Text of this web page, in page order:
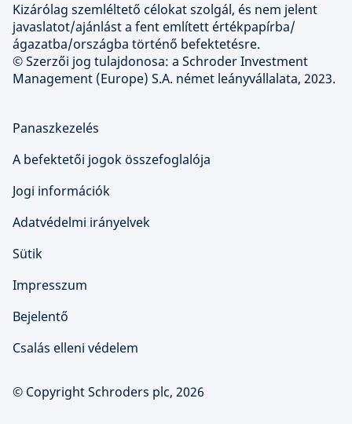
Kizárólag szemléltető célokat szolgál, és nem jelent
javaslatot/ajánlást a fent említett értékpapírba/
ágazatba/országba történő befektetésre.
© Szerzői jog tulajdonosa: a Schroder Investment
Management (Europe) S.A. német leányvállalata, 2023.
Panaszkezelés
A befektetői jogok összefoglalója
Jogi információk
Adatvédelmi irányelvek
Sütik
Impresszum
Bejelentő
Csalás elleni védelem
© Copyright Schroders plc, 2026